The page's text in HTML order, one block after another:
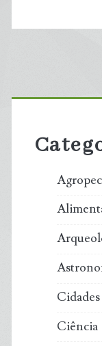
Sidebar
Cidades
Ciência